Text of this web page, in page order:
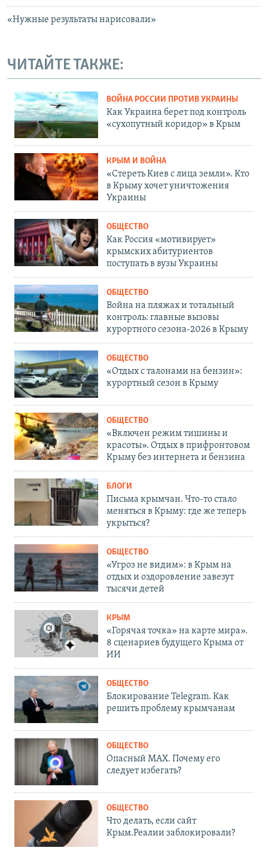
«Нужные результаты нарисовали»
ЧИТАЙТЕ ТАКЖЕ:
ВОЙНА РОССИИ ПРОТИВ УКРАИНЫ
Как Украина берет под контроль
«сухопутный коридор» в Крым
КРЫМ И ВОЙНА
«Стереть Киев с лица земли». Кто
в Крыму хочет уничтожения
Украины
ОБЩЕСТВО
Как Россия «мотивирует»
крымских абитуриентов
поступать в вузы Украины
ОБЩЕСТВО
Война на пляжах и тотальный
контроль: главные вызовы
курортного сезона-2026 в Крыму
ОБЩЕСТВО
«Отдых с талонами на бензин»:
курортный сезон в Крыму
ОБЩЕСТВО
«Включен режим тишины и
красоты». Отдых в прифронтовом
Крыму без интернета и бензина
БЛОГИ
Письма крымчан. Что-то стало
меняться в Крыму: где же теперь
укрыться?
ОБЩЕСТВО
«Угроз не видим»: в Крым на
отдых и оздоровление завезут
тысячи детей
КРЫМ
«Горячая точка» на карте мира».
8 сценариев будущего Крыма от
ИИ
ОБЩЕСТВО
Блокирование Telegram. Как
решить проблему крымчанам
ОБЩЕСТВО
Опасный MAX. Почему его
следует избегать?
ОБЩЕСТВО
Что делать, если сайт
Крым.Реалии заблокировали?